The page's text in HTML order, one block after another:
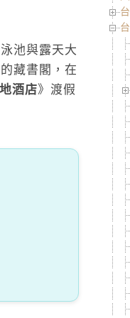
池與露天大
藏書閣，在
酒店》渡假